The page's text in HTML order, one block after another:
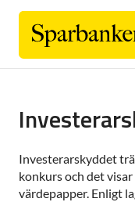
Investerarskyddet
konkurs och det
värdepapper. Enligt